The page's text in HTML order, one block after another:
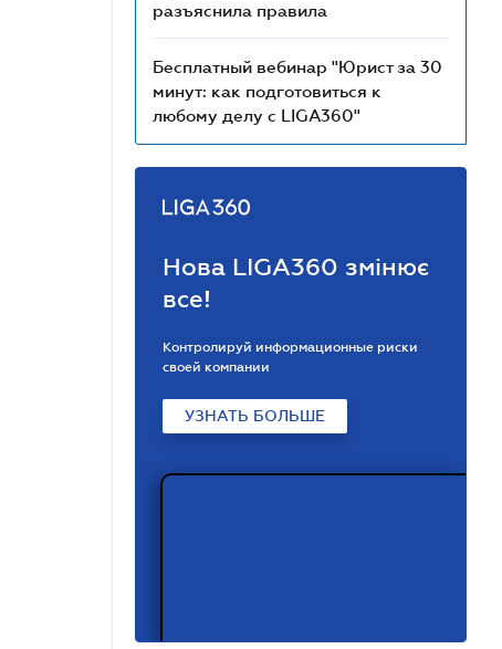
разъяснила правила
Бесплатный вебинар "Юрист за 30
минут: как подготовиться к
любому делу с LIGA360"
Нова LIGA360 змінює
все!
Контролируй информационные риски
своей компании
УЗНАТЬ БОЛЬШЕ